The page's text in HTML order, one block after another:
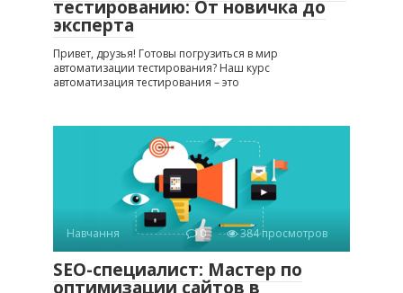
тестированию: От новичка до
эксперта
Привет, друзья! Готовы погрузиться в мир
автоматизации тестирования? Наш курс
автоматизация тестирования – это
Навчання 0 384 просмотров
SEO-специалист: Мастер по
оптимизации сайтов в